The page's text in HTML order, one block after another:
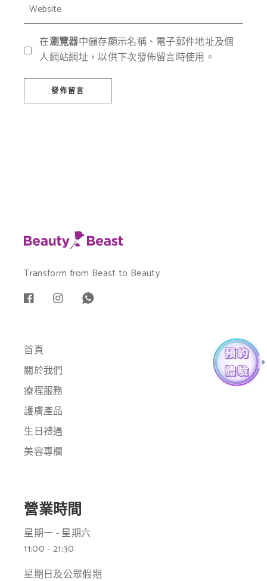
在瀏覽器中儲存顯示名稱、電子郵件地址及個
人網站網址，以供下次發佈留言時使用。
發佈留言
Transform from Beast to Beauty
首頁
關於我們
療程服務
護膚產品
生日禮遇
美容專欄
營業時間
星期一 - 星期六
11:00 - 21:30
星期日及公眾假期